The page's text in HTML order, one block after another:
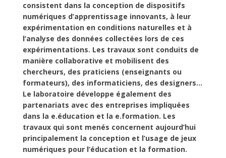
consistent dans la conception de dispositifs
numériques d’apprentissage innovants, à leur
expérimentation en conditions naturelles et à
l’analyse des données collectées lors de ces
expérimentations. Les travaux sont conduits de
manière collaborative et mobilisent des
chercheurs, des praticiens (enseignants ou
formateurs), des informaticiens, des designers…
Le laboratoire développe également des
partenariats avec des entreprises impliquées
dans la e.éducation et la e.formation. Les
travaux qui sont menés concernent aujourd’hui
principalement la conception et l’usage de jeux
numériques pour l’éducation et la formation.